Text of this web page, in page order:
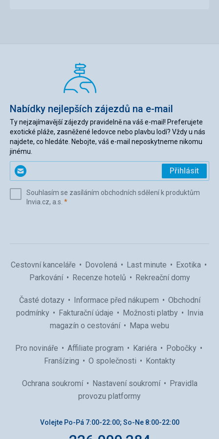
Nabídky nejlepších zájezdů na e-mail
Ty nejzajímavější zájezdy pravidelně na váš e-mail! Preferujete
exotické pláže, zasněžené ledovce nebo plavbu lodí? Vždy u nás
najdete, co hledáte. Nebojte, váš e-mail neposkytneme nikomu
jinému.
Zadejte
svůj
(povinné)
Přihlásit
Souhlasím se zasíláním obchodních sdělení k produktům
Invia.cz, a.s. *(povinné)
Cestovní kanceláře Dovolená Last minute
Exotika
Parkování
Recenze hotelů Rekreační domy
Časté dotazy Informace před nákupem
Obchodní
podmínky
Fakturační údaje Možnosti platby
Invia
magazín o cestování
Mapa webu
Pro novináře Affiliate program Kariéra
Pobočky
Franšízing
O společnosti Kontakty
Ochrana soukromí Nastavení soukromí
Pravidla
provozu platformy
Volejte Po-Pá 7:00-22:00; So-Ne 8:00-22:00